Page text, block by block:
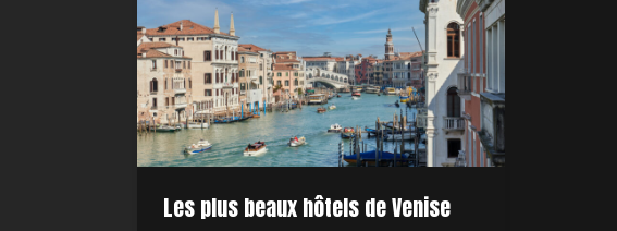
Les plus beaux hôtels de Venise